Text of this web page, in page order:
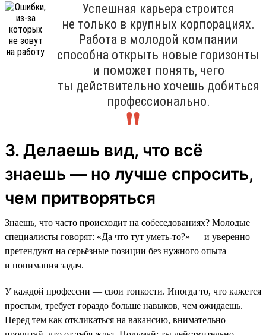
Успешная карьера строится
не только в крупных корпорациях.
Работа в молодой компании
способна открыть новые горизонты
и поможет понять, чего
ты действительно хочешь добиться
профессионально.
3. Делаешь вид, что всё
знаешь — но лучше спросить,
чем притворяться
Знаешь, что часто происходит на собеседованиях? Молодые
специалисты говорят: «Да что тут уметь-то?» — и уверенно
претендуют на серьёзные позиции без нужного опыта
и понимания задач.
У каждой профессии — свои тонкости. Иногда то, что кажется
простым, требует гораздо больше навыков, чем ожидаешь.
Перед тем как откликаться на вакансию, внимательно